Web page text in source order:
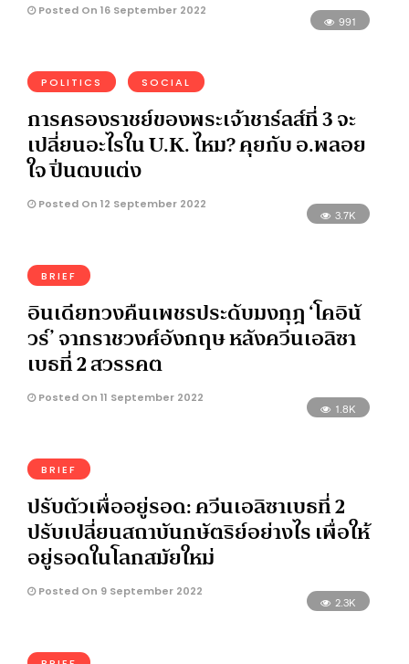
Posted On 16 September 2022
991
POLITICS SOCIAL
การครองราชย์ของพระเจ้าชาร์ลส์ที่ 3 จะ
เปลี่ยนอะไรใน U.K. ไหม? คุยกับ อ.พลอย
ใจ ปิ่นตบแต่ง
Posted On 12 September 2022
3.7K
BRIEF
อินเดียทวงคืนเพชรประดับมงกุฎ ‘โคอินั
วร์’ จากราชวงศ์อังกฤษ หลังควีนเอลิซา
เบธที่ 2 สวรรคต
Posted On 11 September 2022
1.8K
BRIEF
ปรับตัวเพื่ออยู่รอด: ควีนเอลิซาเบธที่ 2
ปรับเปลี่ยนสถาบันกษัตริย์อย่างไร เพื่อให้
อยู่รอดในโลกสมัยใหม่
Posted On 9 September 2022
2.3K